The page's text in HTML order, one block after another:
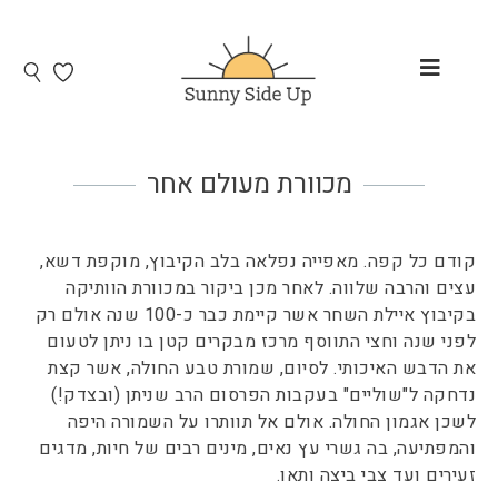
מכוורת מעולם אחר
קודם כל קפה. מאפייה נפלאה בלב הקיבוץ, מוקפת דשא,
עצים והרבה שלווה. לאחר מכן ביקור במכוורת הוותיקה
בקיבוץ איילת השחר אשר קיימת כבר כ-100 שנה אולם רק
לפני שנה וחצי התווסף מרכז מבקרים קטן בו ניתן לטעום
את הדבש האיכותי. לסיום, שמורת טבע החולה, אשר קצת
נדחקה ל"שוליים" בעקבות הפרסום הרב שניתן (ובצדק!)
לשכן אגמון החולה. אולם אל תוותרו על השמורה היפה
והמפתיעה, בה גשרי עץ נאים, מינים רבים של חיות, מדגים
זעירים ועד צבי ביצה ותאו.